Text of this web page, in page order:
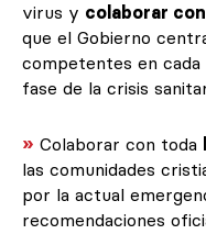
virus y colaborar
que el Gobierno
competentes en
fase de la crisis
» Colaborar con toda
las comunidades
por la actual
recomendaciones